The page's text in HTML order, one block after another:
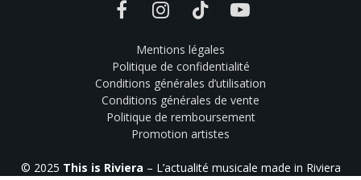
FacebookInstagramTikTok YouTube
Mentions légales
Politique de confidentialité
Conditions générales d’utilisation
Conditions générales de vente
Politique de remboursement
Promotion artistes
© 2025 This is Riviera – L’actualité musicale made in Riviera